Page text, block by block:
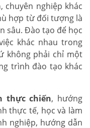
, chuyên nghiệp khác
hợp từ đối tượng là
sâu. Đào tạo để học
khác nhau trong
không phải chỉ một
trình đào tạo khác
thực chiến, hướng
thực tế, học và làm
nghiệp, hướng dẫn